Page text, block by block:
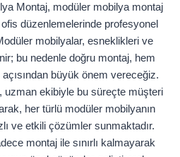
Montaj, modüler mobilya montaj
düzenlemelerinde profesyonel
mobilyalar, esneklikleri ve
bu nedenle doğru montaj, hem
büyük önem vereceğiz.
uzman ekibiyle bu süreçte müşteri
her türlü modüler mobilyanın
ve etkili çözümler sunmaktadır.
montaj ile sınırlı kalmayarak